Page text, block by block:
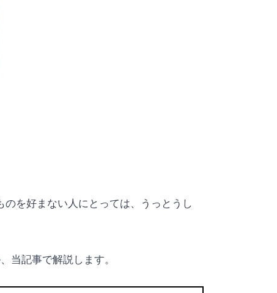
を好まない人にとっては、うっとうし
当記事で解説します。